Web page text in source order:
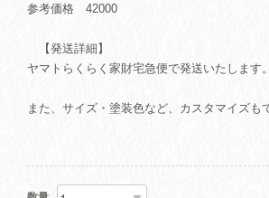
参考価格 42000
【発送詳細】
ヤマトらくらく家財宅急便で発送いたします
また、サイズ・塗装色など、カスタマイズも